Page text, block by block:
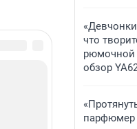
что
рюмочной
обзор
парфюмер